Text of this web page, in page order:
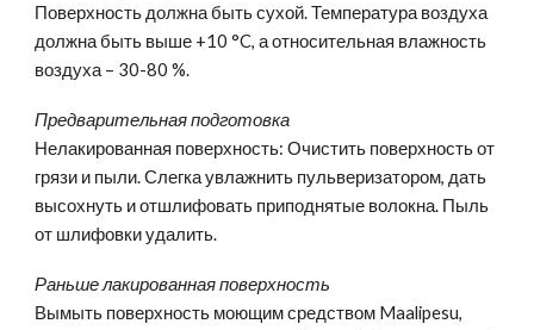
Поверхность должна быть сухой. Температура воздуха
должна быть выше +10 °C, а относительная влажность
воздуха – 30-80 %.
Предварительная подготовка
Нелакированная поверхность: Очистить поверхность от
грязи и пыли. Слегка увлажнить пульверизатором, дать
высохнуть и отшлифовать приподнятые волокна. Пыль
от шлифовки удалить.
Раньше лакированная поверхность
Вымыть поверхность моющим средством Maalipesu,